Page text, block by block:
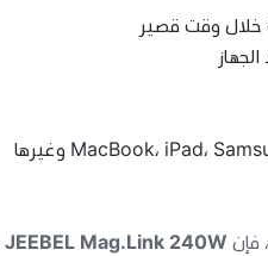
فإن JEEBEL Mag.Link 240W